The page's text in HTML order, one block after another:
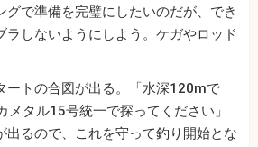
グで準備を完璧にしたいのだが、でき
ラしないようにしよう。ケガやロッド
ートの合図が出る。「水深120mで
タル15号統一で探ってください」
出るので、これを守って釣り開始とな